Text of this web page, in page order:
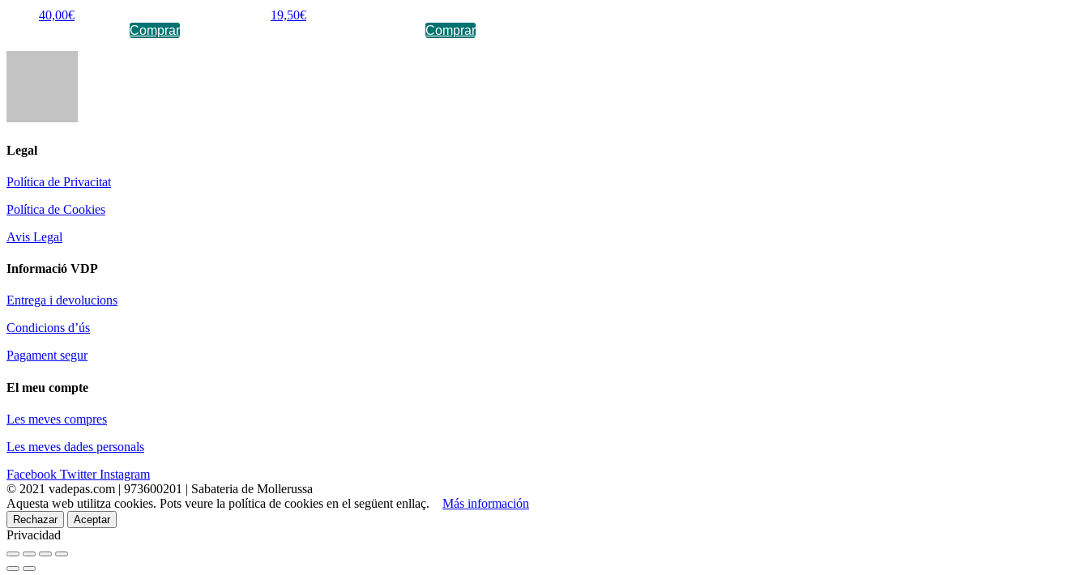
40,00€
Comprar
19,50€
Comprar
Legal
Política de Privacitat
Política de Cookies
Avis Legal
Informació VDP
Entrega i devolucions
Condicions d’ús
Pagament segur
El meu compte
Les meves compres
Les meves dades personals
Facebook Twitter Instagram
© 2021 vadepas.com | 973600201 | Sabateria de Mollerussa
Aquesta web utilitza cookies. Pots veure la política de cookies en el següent enllaç. Más información
Rechazar Aceptar
Privacidad